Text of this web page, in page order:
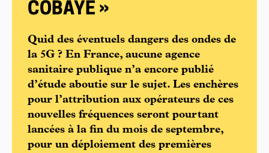
COBAYE »
Quid des éventuels dangers des ondes de
la 5G ? En France, aucune agence
sanitaire publique n’a encore publié
d’étude aboutie sur le sujet. Les enchères
pour l’attribution aux opérateurs de ces
nouvelles fréquences seront pourtant
lancées à la fin du mois de septembre,
pour un déploiement des premières